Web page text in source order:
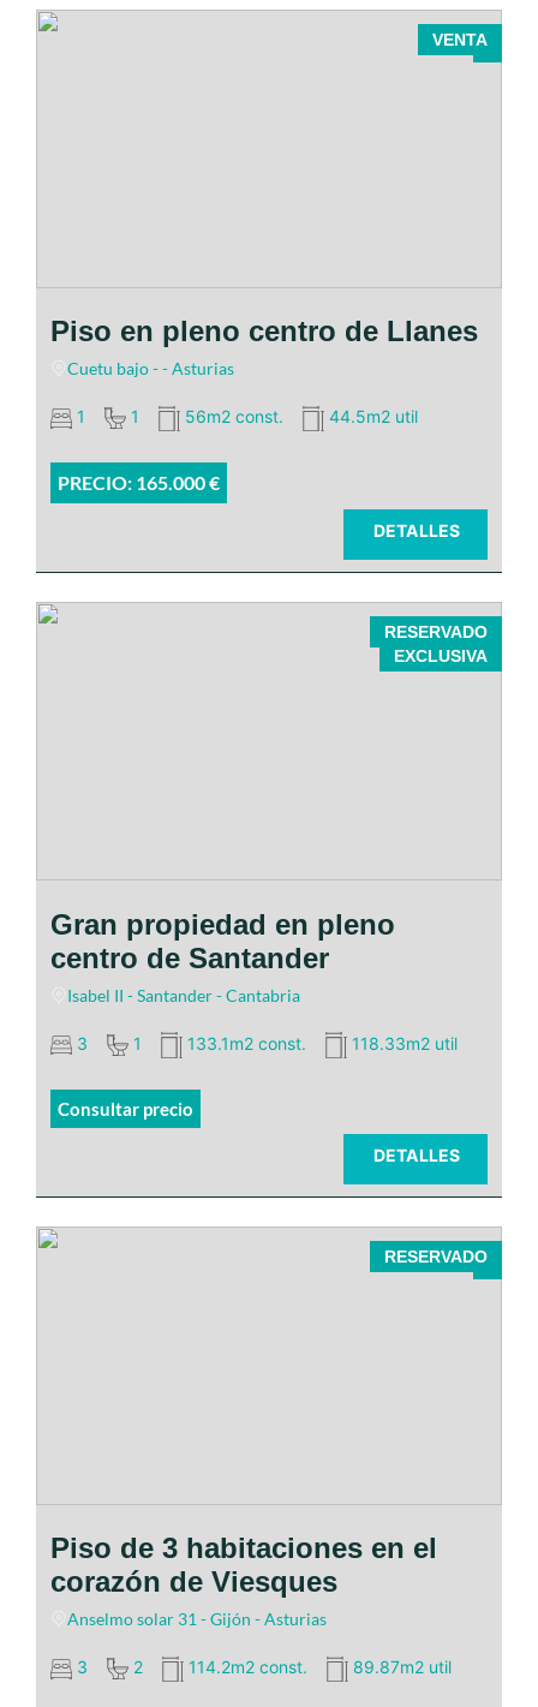
VENTA
Piso en pleno centro de Llanes
Cuetu bajo - - Asturias
1 1 56m2 const. 44.5m2 util
PRECIO: 165.000 €
DETALLES
RESERVADO
EXCLUSIVA
Gran propiedad en pleno
centro de Santander
Isabel II - Santander - Cantabria
3 1 133.1m2 const. 118.33m2 util
Consultar precio
DETALLES
RESERVADO
Piso de 3 habitaciones en el
corazón de Viesques
Anselmo solar 31 - Gijón - Asturias
3 2 114.2m2 const. 89.87m2 util